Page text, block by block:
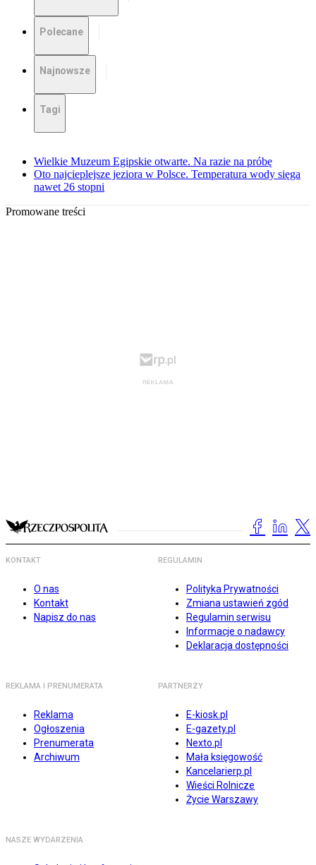
Polecane
Najnowsze
Tagi
Wielkie Muzeum Egipskie otwarte. Na razie na próbę
Oto najcieplejsze jeziora w Polsce. Temperatura wody sięga
nawet 26 stopni
Promowane treści
KONTAKT
O nas
Kontakt
Napisz do nas
REGULAMIN
Polityka Prywatności
Zmiana ustawień zgód
Regulamin serwisu
Informacje o nadawcy
Deklaracja dostępności
REKLAMA I PRENUMERATA
Reklama
Ogłoszenia
Prenumerata
Archiwum
PARTNERZY
E-kiosk.pl
E-gazety.pl
Nexto.pl
Mała księgowość
Kancelarierp.pl
Wieści Rolnicze
Życie Warszawy
NASZE WYDARZENIA